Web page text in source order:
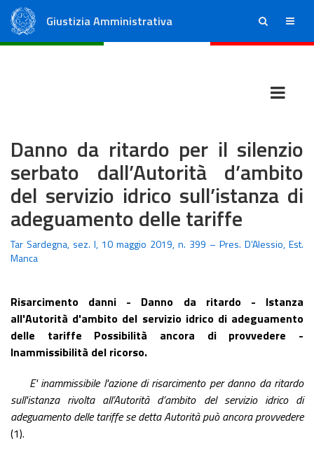
Giustizia Amministrativa ricerca menu
Danno da ritardo per il silenzio
serbato dall’Autorità d’ambito
del servizio idrico sull’istanza di
adeguamento delle tariffe
Tar Sardegna, sez. I, 10 maggio 2019, n. 399 – Pres. D’Alessio, Est.
Manca
Risarcimento danni - Danno da ritardo - Istanza
all'Autorità d'ambito del servizio idrico di adeguamento
delle tariffe Possibilità ancora di provvedere -
Inammissibilità del ricorso.
E' inammissibile l'azione di risarcimento per danno da ritardo
sull'istanza rivolta all’Autorità d’ambito del servizio idrico di
adeguamento delle tariffe se detta Autorità può ancora provvedere
(1).